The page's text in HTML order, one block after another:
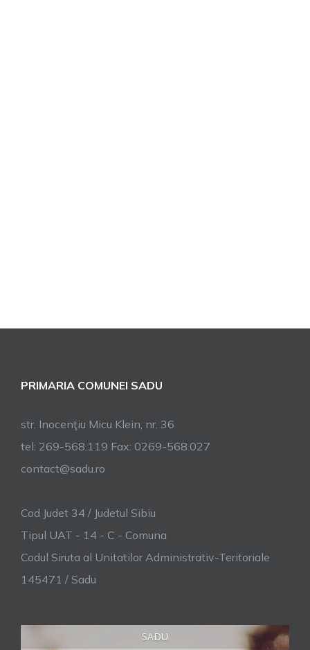
PRIMARIA COMUNEI SADU
str. Inocenţiu Micu Klein, nr. 36
tel: 269-568.119 Fax: 0269-568.027
contact@sadu.ro
Cod Judet 34 / Judetul Sibiu
Tipul UAT - 14 - C - Comuna
Codul Siruta al Unitatilor Administrativ-Teritoriale
145471 / Sadu
SADU